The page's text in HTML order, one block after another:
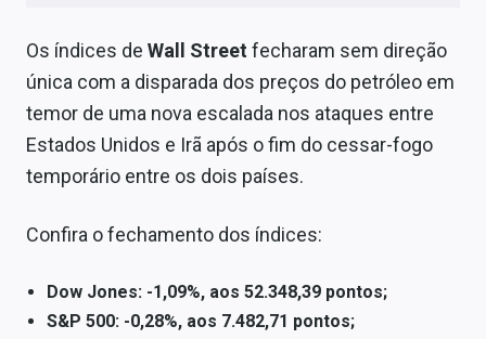
Os índices de Wall Streetfecharam sem direção
única com a disparada dos preços do petróleo em
temor de uma nova escalada nos ataques entre
Estados Unidos e Irã após o fim do cessar-fogo
temporário entre os dois países.
Confira o fechamento dos índices:
Dow Jones: -1,09%, aos 52.348,39 pontos;
S&P 500: -0,28%, aos 7.482,71 pontos;